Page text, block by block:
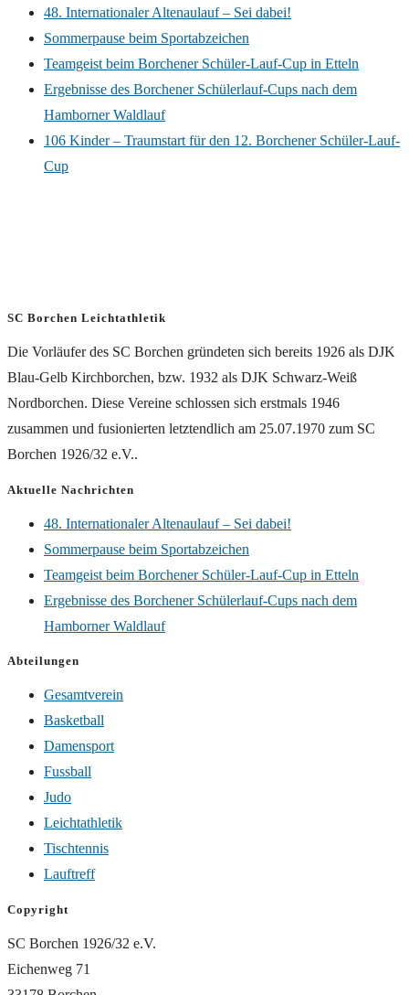
48. Internationaler Altenaulauf – Sei dabei!
Sommerpause beim Sportabzeichen
Teamgeist beim Borchener Schüler-Lauf-Cup in Etteln
Ergebnisse des Borchener Schülerlauf-Cups nach dem
Hamborner Waldlauf
106 Kinder – Traumstart für den 12. Borchener Schüler-Lauf-
Cup
SC Borchen Leichtathletik
Die Vorläufer des SC Borchen gründeten sich bereits 1926 als DJK
Blau-Gelb Kirchborchen, bzw. 1932 als DJK Schwarz-Weiß
Nordborchen. Diese Vereine schlossen sich erstmals 1946
zusammen und fusionierten letztendlich am 25.07.1970 zum SC
Borchen 1926/32 e.V..
Aktuelle Nachrichten
48. Internationaler Altenaulauf – Sei dabei!
Sommerpause beim Sportabzeichen
Teamgeist beim Borchener Schüler-Lauf-Cup in Etteln
Ergebnisse des Borchener Schülerlauf-Cups nach dem
Hamborner Waldlauf
Abteilungen
Gesamtverein
Basketball
Damensport
Fussball
Judo
Leichtathletik
Tischtennis
Lauftreff
Copyright
SC Borchen 1926/32 e.V.
Eichenweg 71